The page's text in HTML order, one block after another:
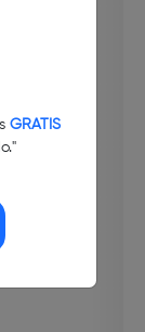
GRATIS